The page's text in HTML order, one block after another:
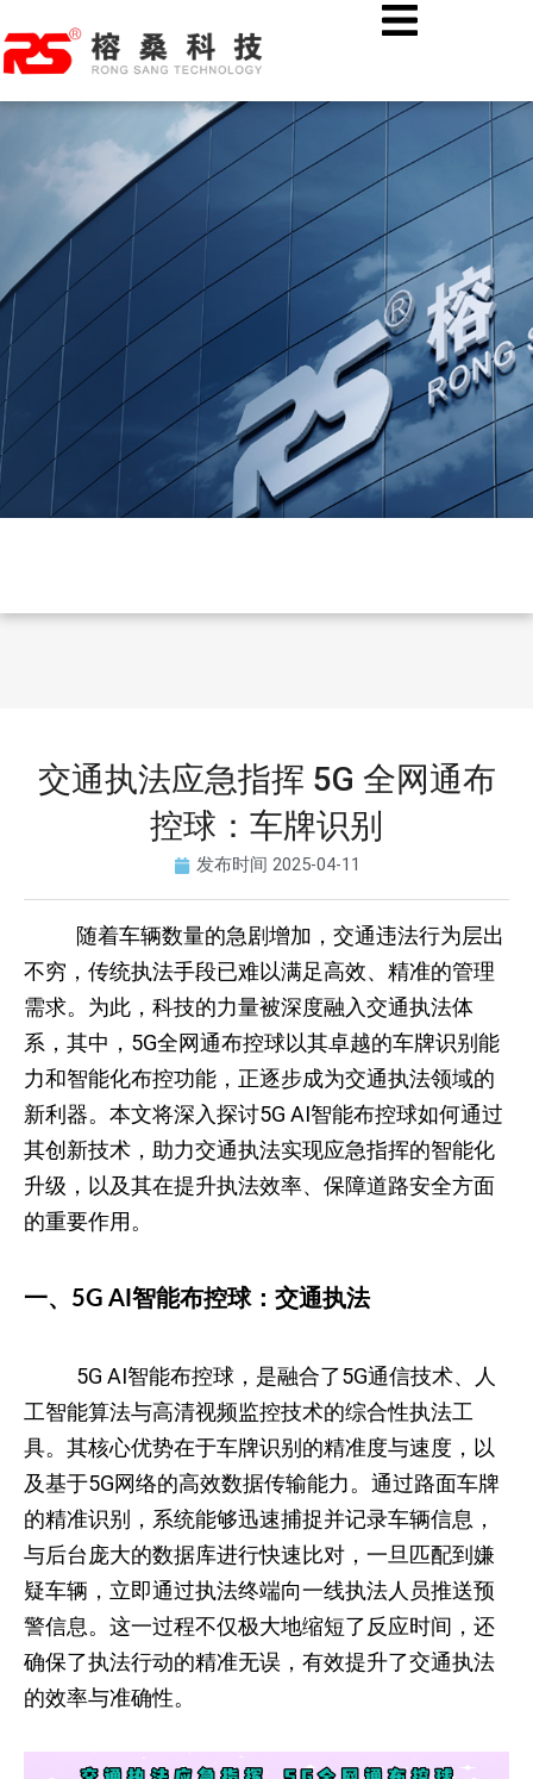
至
内
容
热烈欢迎湖北溢丰数字科技股份有限公司各位领导莅临榕桑科技
交通执法应急指挥 5G 全网通布
控球：车牌识别
发布时间 2025-04-11
随着车辆数量的急剧增加，交通违法行为层出
不穷，传统执法手段已难以满足高效、精准的管理
需求。为此，科技的力量被深度融入交通执法体
系，其中，5G全网通布控球以其卓越的车牌识别能
力和智能化布控功能，正逐步成为交通执法领域的
新利器。本文将深入探讨5G AI智能布控球如何通过
其创新技术，助力交通执法实现应急指挥的智能化
升级，以及其在提升执法效率、保障道路安全方面
的重要作用。
一、5G AI智能布控球：交通执法
5G AI智能布控球，是融合了5G通信技术、人
工智能算法与高清视频监控技术的综合性执法工
具。其核心优势在于车牌识别的精准度与速度，以
及基于5G网络的高效数据传输能力。通过路面车牌
的精准识别，系统能够迅速捕捉并记录车辆信息，
与后台庞大的数据库进行快速比对，一旦匹配到嫌
疑车辆，立即通过执法终端向一线执法人员推送预
警信息。这一过程不仅极大地缩短了反应时间，还
确保了执法行动的精准无误，有效提升了交通执法
的效率与准确性。